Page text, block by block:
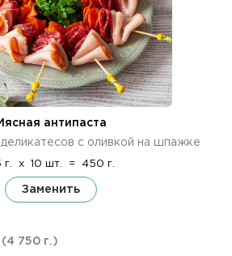
антипаста
деликатесов с оливкой на шпажке
г. x 10 шт. = 450 г.
Заменить
(4 750 г.)